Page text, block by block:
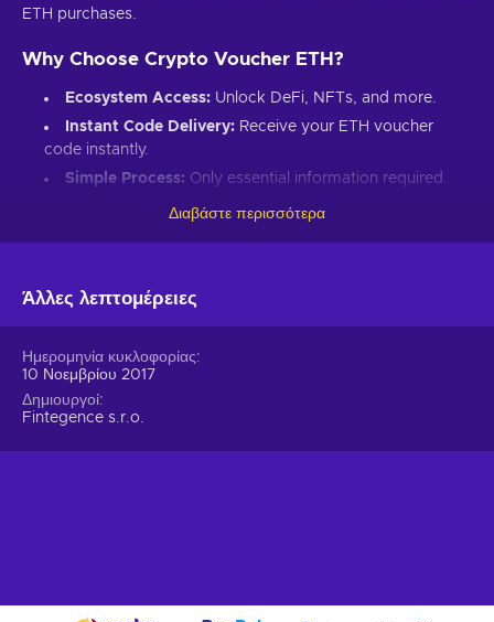
ETH purchases.
Why Choose Crypto Voucher ETH?
Ecosystem Access: Unlock DeFi, NFTs, and more.
Instant Code Delivery: Receive your ETH voucher
code instantly.
Simple Process: Only essential information required.
Introduce loved ones to Ethereum’s world.
Set up an Ethereum-compatible wallet.
Input your ETH voucher code.
Provide your email for confirmation.
Choose Ethereum (ETH).
Διαβάστε περισσότερα
Άλλες λεπτομέρειες
Ημερομηνία κυκλοφορίας
10 Νοεμβρίου 2017
Δημιουργοί
Fintegence s.r.o.